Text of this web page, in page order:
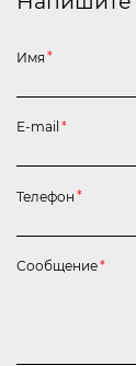
Имя *
E-mail *
Телефон *
Сообщение*